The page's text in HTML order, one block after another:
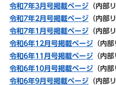
令和7年3月号掲載ページ （内部
令和7年2月号掲載ページ （内部
令和7年1月号掲載ページ （内部
令和6年12月号掲載ページ （内部
令和6年11月号掲載ページ （内部
令和6年10月号掲載ページ （内部
令和6年9月号掲載ページ （内部